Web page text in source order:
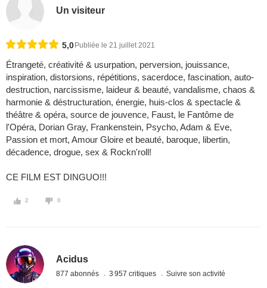
Un visiteur
5,0 Publiée le 21 juillet 2021
Étrangeté, créativité & usurpation, perversion, jouissance,
inspiration, distorsions, répétitions, sacerdoce, fascination, auto-
destruction, narcissisme, laideur & beauté, vandalisme, chaos &
harmonie & déstructuration, énergie, huis-clos & spectacle &
théâtre & opéra, source de jouvence, Faust, le Fantôme de
l'Opéra, Dorian Gray, Frankenstein, Psycho, Adam & Eve,
Passion et mort, Amour Gloire et beauté, baroque, libertin,
décadence, drogue, sex & Rockn'roll!
CE FILM EST DINGUO!!!
2 0
Acidus
877 abonnés 3 957 critiques Suivre son activité